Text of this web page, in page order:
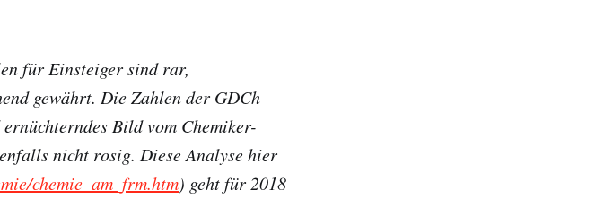
für Einsteiger sind rar,
gewährt. Die Zahlen der GDCh
Bild vom Chemiker-
nicht rosig. Diese Analyse hier
chemie_am_frm.htm) geht für 2018